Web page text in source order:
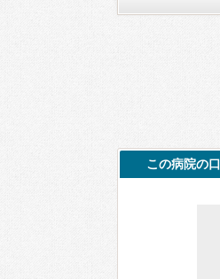
この病院の